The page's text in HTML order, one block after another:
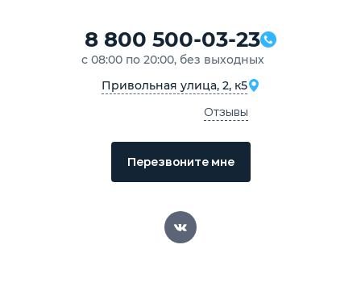
8 800 500-03-23
с 08:00 по 20:00, без выходных
Привольная улица, 2, к5
Отзывы
Перезвоните мне